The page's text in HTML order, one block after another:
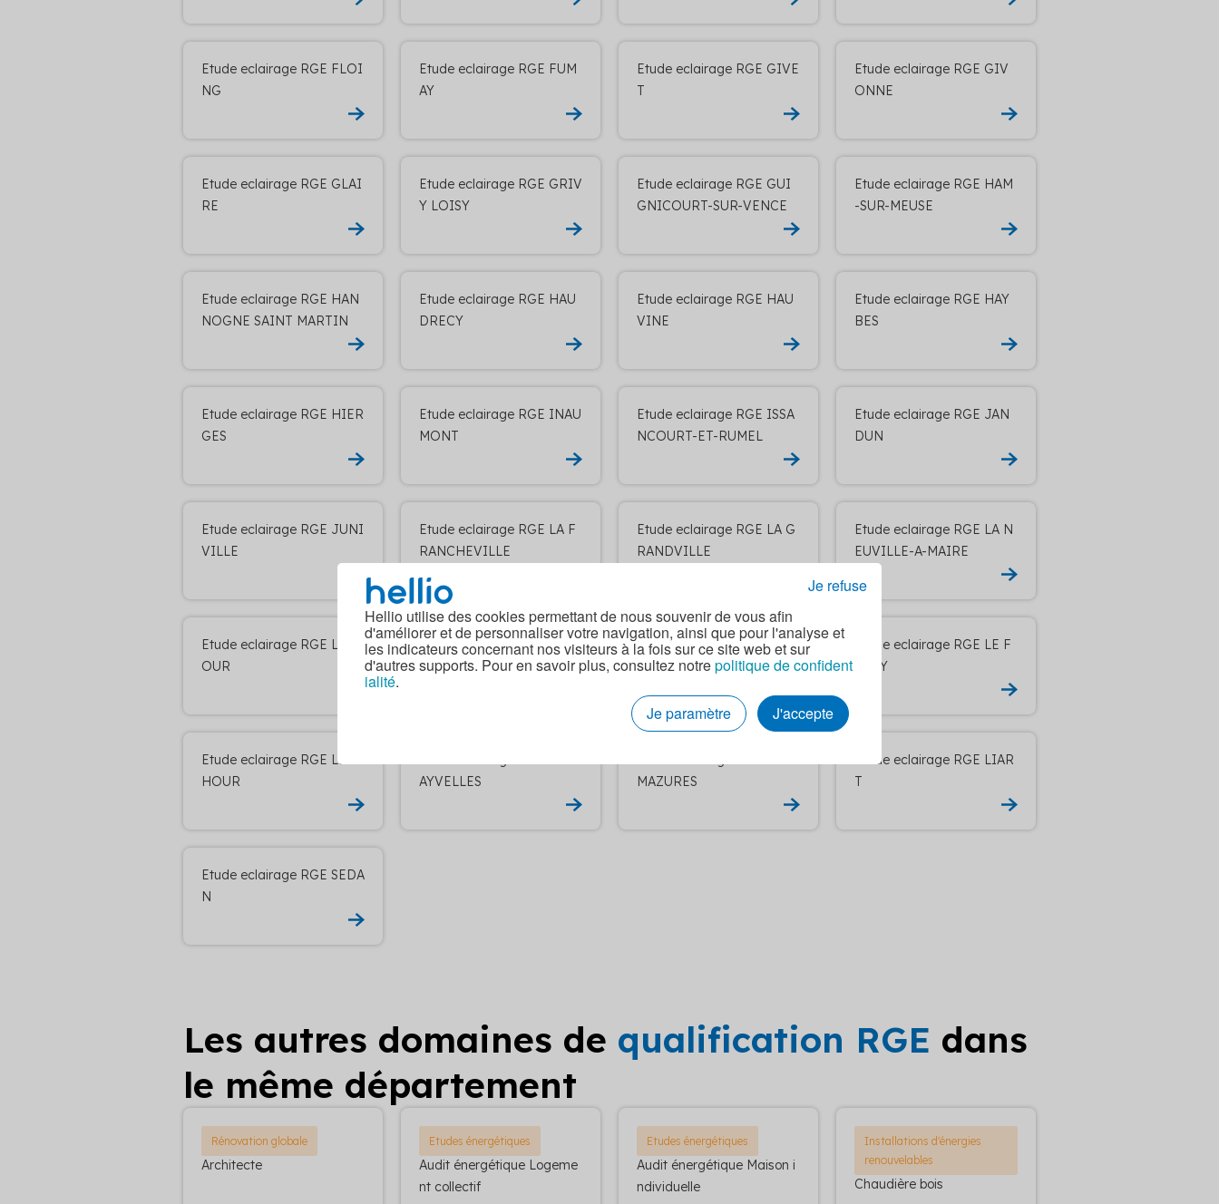
Hellio utilise des cookies permettant de nous souvenir de vous afin
d'améliorer et de personnaliser votre navigation, ainsi que pour l'analyse et
les indicateurs concernant nos visiteurs à la fois sur ce site web et sur
d'autres supports. Pour en savoir plus, consultez notrepolitique de confident
ialité.
Je paramètre
J'accepte
Je refuse
Etude eclairage RGE FLOI
NG
Etude eclairage RGE FUM
AY
Etude eclairage RGE GIVE
T
Etude eclairage RGE GIV
ONNE
Etude eclairage RGE GLAI
RE
Etude eclairage RGE GRIV
Y LOISY
Etude eclairage RGE GUI
GNICOURT-SUR-VENCE
Etude eclairage RGE HAM
-SUR-MEUSE
Etude eclairage RGE HAN
NOGNE SAINT MARTIN
Etude eclairage RGE HAU
DRECY
Etude eclairage RGE HAU
VINE
Etude eclairage RGE HAY
BES
Etude eclairage RGE HIER
GES
Etude eclairage RGE INAU
MONT
Etude eclairage RGE ISSA
NCOURT-ET-RUMEL
Etude eclairage RGE JAN
DUN
Etude eclairage RGE JUNI
VILLE
Etude eclairage RGE LA F
RANCHEVILLE
Etude eclairage RGE LA G
RANDVILLE
Etude eclairage RGE LA N
EUVILLE-A-MAIRE
Etude eclairage RGE LAIF
OUR
Etude eclairage RGE LAU
NOIS-SUR-VENCE
Etude eclairage RGE LE C
HESNE
Etude eclairage RGE LE F
RETY
Etude eclairage RGE LE T
HOUR
AYVELLES
MAZURES
Etude eclairage RGE LIAR
T
Etude eclairage RGE SEDA
N
Les autres domaines de qualification RGE dans
le même département
Rénovation globale
Architecte
Etudes énergétiques
Audit énergétique Logeme
nt collectif
Etudes énergétiques
Audit énergétique Maison i
ndividuelle
Installations d'énergies
renouvelables
Chaudière bois